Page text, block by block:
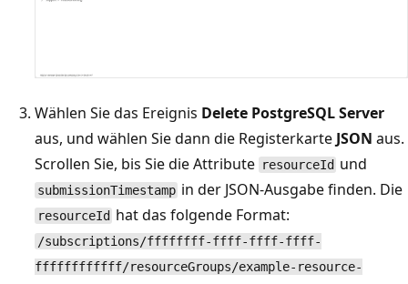
Wählen Sie das Ereignis Delete PostgreSQL Server
aus, und wählen Sie dann die Registerkarte JSON aus.
Scrollen Sie, bis Sie die Attribute resourceId und
submissionTimestamp in der JSON-Ausgabe finden. Die
resourceId hat das folgende Format:
/subscriptions/ffffffff-ffff-ffff-ffff-
ffffffffffff/resourceGroups/example-resource-